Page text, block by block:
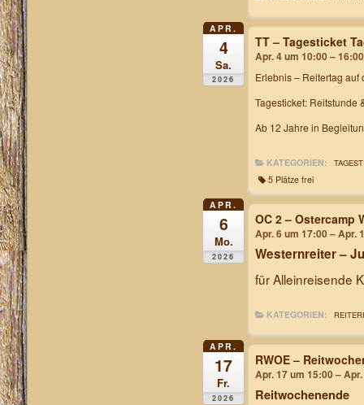
APR.
4
Sa.
2026
TT – Tagesticket
Apr. 4 um 10:00 – 16:00
Erlebnis – Reitertag auf
Tagesticket: Reitstunde
Ab 12 Jahre in
KATEGORIEN:
5 Plätze frei
APR.
6
Mo.
2026
OC 2 – Ostercamp
Apr. 6 um 17:00 – Apr.
Westernreiter –
für Alleinreisende
KATEGORIEN:
APR.
17
Fr.
2026
RWOE –
Apr. 17 um 15:00 –
Reitwochenende